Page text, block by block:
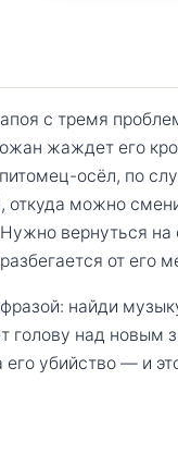
с тремя
жаждет его
осёл, по
можно
вернуться на
от его
найди
над новым
убийство — и